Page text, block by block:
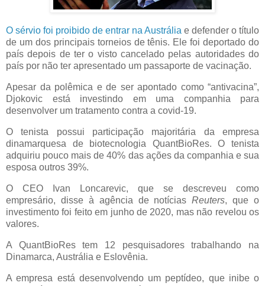
O sérvio foi proibido de entrar na Austrália e defender o título
de um dos principais torneios de tênis. Ele foi deportado do
país depois de ter o visto cancelado pelas autoridades do
país por não ter apresentado um passaporte de vacinação.
Apesar da polêmica e de ser apontado como “antivacina”,
Djokovic está investindo em uma companhia para
desenvolver um tratamento contra a covid-19.
O tenista possui participação majoritária da empresa
dinamarquesa de biotecnologia QuantBioRes. O tenista
adquiriu pouco mais de 40% das ações da companhia e sua
esposa outros 39%.
O CEO Ivan Loncarevic, que se descreveu como
empresário, disse à agência de notíciasReuters, que o
investimento foi feito em junho de 2020, mas não revelou os
valores.
A QuantBioRes tem 12 pesquisadores trabalhando na
Dinamarca, Austrália e Eslovênia.
A empresa está desenvolvendo um peptídeo, que inibe o